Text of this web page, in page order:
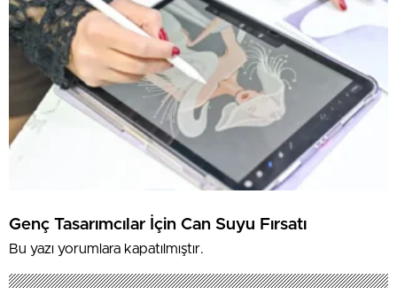
Genç Tasarımcılar İçin Can Suyu Fırsatı
Bu yazı yorumlara kapatılmıştır.